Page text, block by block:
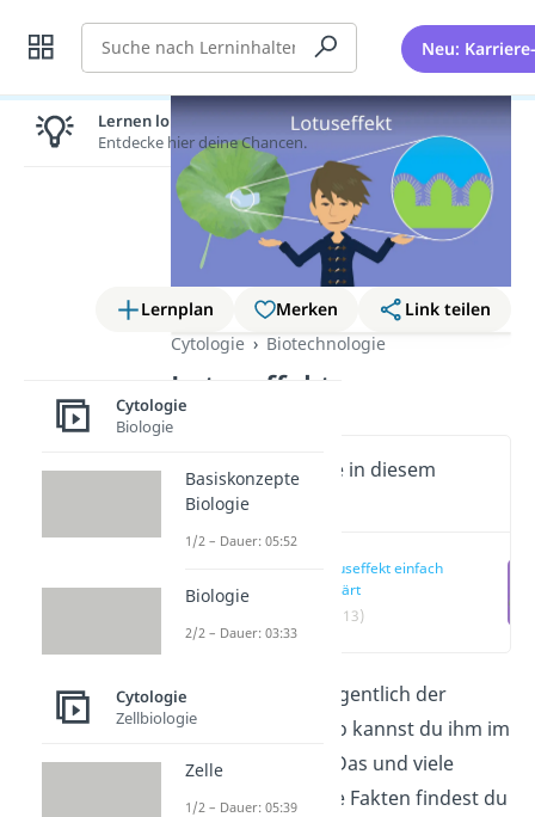
Suche Neu:
Lernplan Merken
Link teilen
Cytologie
Biotechnologie
Lotuseffekt
Wichtige Inhalte in diesem
Video
Lotuseffekt einfach
erklärt
(00:13)
Wie funktioniert eigentlich der
Lotuseffekt und wo kannst du ihm im
Alltag begegnen? Das und viele
weitere spannende Fakten findest du
Lernen lohnt sich!
Entdecke hier deine Chancen.
Cytologie
Biologie
Basiskonzepte
Biologie
1/2 – Dauer: 05:52
Biologie
2/2 – Dauer: 03:33
Cytologie
Zellbiologie
Zelle
1/2 – Dauer: 05:39